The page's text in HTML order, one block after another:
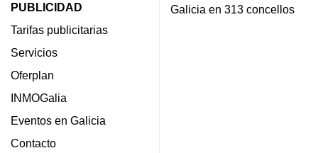
PUBLICIDAD
Tarifas publicitarias
Servicios
Oferplan
INMOGalia
Eventos en Galicia
Contacto
Galicia en 313 concellos